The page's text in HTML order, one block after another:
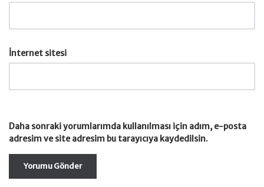
İnternet sitesi
Daha sonraki yorumlarımda kullanılması için adım, e-posta
adresim ve site adresim bu tarayıcıya kaydedilsin.